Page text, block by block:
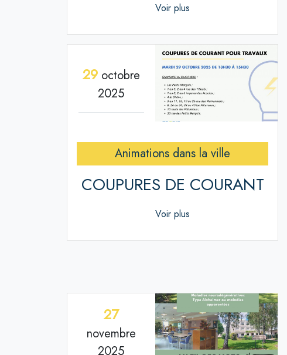
Voir plus
29octobre
2025
Animations dans la ville
COUPURES DE COURANT
Voir plus
27
novembre
2025